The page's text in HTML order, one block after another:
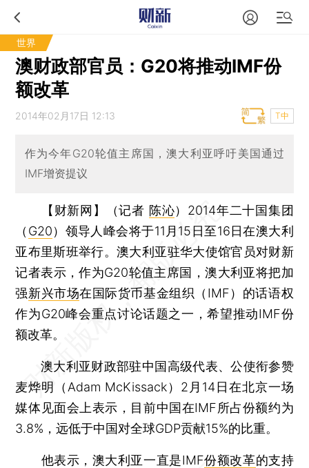
世界
澳财政部官员：G20将推动IMF份
额改革
2014年02月17日 12:13 T中
作为今年G20轮值主席国，澳大利亚呼吁美国通过
IMF增资提议
【财新网】（记者 陈沁） 2014年二十国集团
（ G20）领导人峰会将于11月15日至16日在澳大利
亚布里斯班举行。澳大利亚驻华大使馆官员对财新
记者表示，作为G20轮值主席国，澳大利亚将把加
强新兴市场在国际货币基金组织（IMF）的话语权
作为G20峰会重点讨论话题之一，希望推动IMF份
额改革。
澳大利亚财政部驻中国高级代表、公使衔参赞
麦烨明（Adam McKissack）2月14日在北京一场
媒体见面会上表示，目前中国在IMF所占份额约为
3.8%，远低于中国对全球GDP贡献15%的比重。
他表示，澳大利亚一直是IMF份额改革的支持